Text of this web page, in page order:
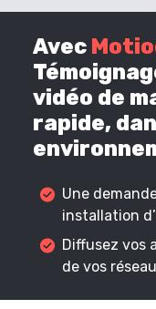
Avec
vidéo de
rapide,
Une
installation
Diffusez vos
de vos